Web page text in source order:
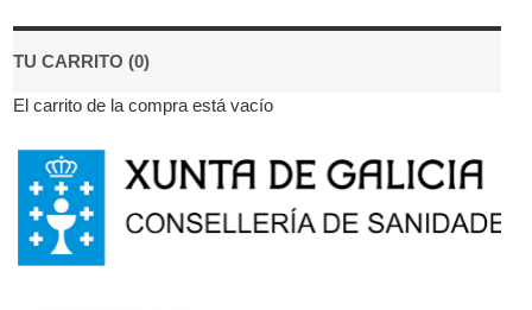
TU CARRITO (0)
El carrito de la compra está vacío